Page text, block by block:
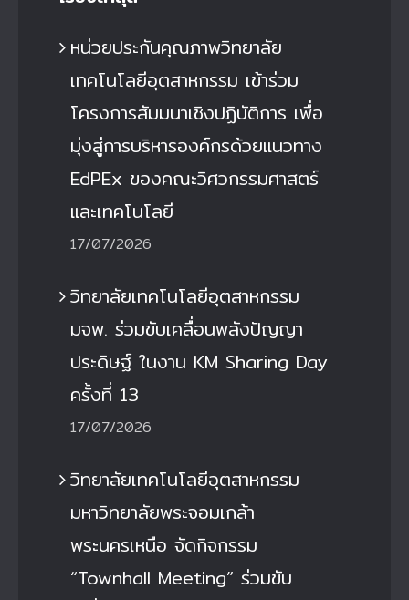
หน่วยประกันคุณภาพวิทยาลัย
เทคโนโลยีอุตสาหกรรม เข้าร่วม
โครงการสัมมนาเชิงปฏิบัติการ เพื่อ
มุ่งสู่การบริหารองค์กรด้วยแนวทาง
EdPEx ของคณะวิศวกรรมศาสตร์
และเทคโนโลยี
17/07/2026
วิทยาลัยเทคโนโลยีอุตสาหกรรม
มจพ. ร่วมขับเคลื่อนพลังปัญญา
ประดิษฐ์ ในงาน KM Sharing Day
ครั้งที่ 13
17/07/2026
วิทยาลัยเทคโนโลยีอุตสาหกรรม
มหาวิทยาลัยพระจอมเกล้า
พระนครเหนือ จัดกิจกรรม
“Townhall Meeting” ร่วมขับ